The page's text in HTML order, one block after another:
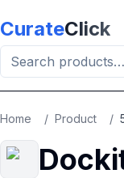
CurateClick
Home / Product /